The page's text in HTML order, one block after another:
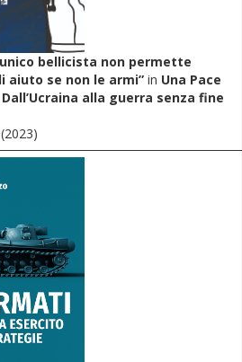
bellicista non permette
aiuto se non le armi” in Una Pace
alla guerra senza fine